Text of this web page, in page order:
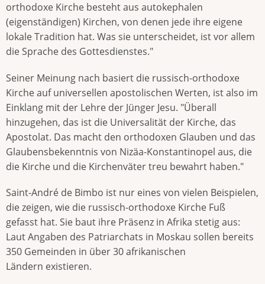
orthodoxe Kirche besteht aus autokephalen
(eigenständigen) Kirchen, von denen jede ihre eigene
lokale Tradition hat. Was sie unterscheidet, ist vor allem
die Sprache des Gottesdienstes."
Seiner Meinung nach basiert die russisch-orthodoxe
Kirche auf universellen apostolischen Werten, ist also im
Einklang mit der Lehre der Jünger Jesu. "Überall
hinzugehen, das ist die Universalität der Kirche, das
Apostolat. Das macht den orthodoxen Glauben und das
Glaubensbekenntnis von Nizäa-Konstantinopel aus, die
die Kirche und die Kirchenväter treu bewahrt haben."
Saint-André de Bimbo ist nur eines von vielen Beispielen,
die zeigen, wie die russisch-orthodoxe Kirche Fuß
gefasst hat. Sie baut ihre Präsenz in Afrika stetig aus:
Laut Angaben des Patriarchats in Moskau sollen bereits
350 Gemeinden in über 30 afrikanischen
Ländern existieren.